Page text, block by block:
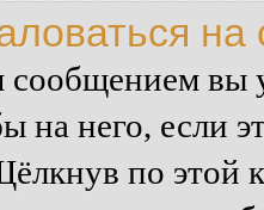
вы
на него, если
по этой